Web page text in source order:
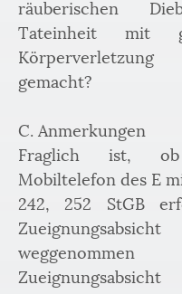
räuberischen
Tateinheit mit
gemacht?
C. Anmerkungen
Fraglich ist,
Mobiltelefon des E
242, 252 StGB
Zueignungsabsicht